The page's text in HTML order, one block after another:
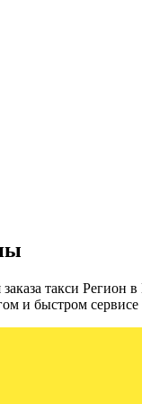
такси Регион
и быстром